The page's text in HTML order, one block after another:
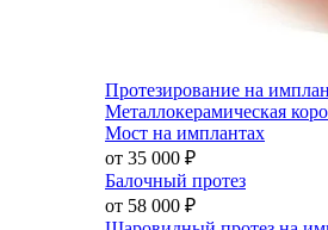
Протезирование на
Металлокерамическая
Мост на имплантах
от 35 000 ₽
Балочный протез
от 58 000 ₽